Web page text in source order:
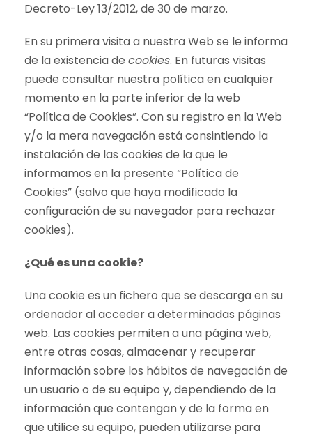
Decreto-Ley 13/2012, de 30 de marzo.
En su primera visita a nuestra Web se le informa
de la existencia de cookies. En futuras visitas
puede consultar nuestra política en cualquier
momento en la parte inferior de la web
“Política de Cookies”. Con su registro en la Web
y/o la mera navegación está consintiendo la
instalación de las cookies de la que le
informamos en la presente “Política de
Cookies” (salvo que haya modificado la
configuración de su navegador para rechazar
cookies).
¿Qué es una cookie?
Una cookie es un fichero que se descarga en su
ordenador al acceder a determinadas páginas
web. Las cookies permiten a una página web,
entre otras cosas, almacenar y recuperar
información sobre los hábitos de navegación de
un usuario o de su equipo y, dependiendo de la
información que contengan y de la forma en
que utilice su equipo, pueden utilizarse para